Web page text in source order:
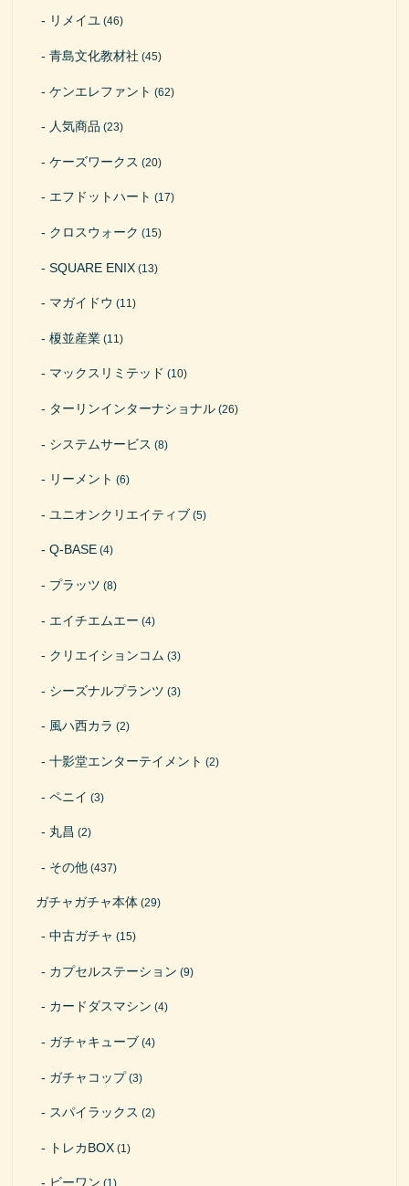
リメイユ (46)
青島文化教材社 (45)
ケンエレファント (62)
人気商品 (23)
ケーズワークス (20)
エフドットハート (17)
クロスウォーク (15)
SQUARE ENIX (13)
マガイドウ (11)
榎並産業 (11)
マックスリミテッド (10)
ターリンインターナショナル (26)
システムサービス (8)
リーメント (6)
ユニオンクリエイティブ (5)
Q-BASE (4)
プラッツ (8)
エイチエムエー (4)
クリエイションコム (3)
シーズナルプランツ (3)
風ハ西カラ (2)
十影堂エンターテイメント (2)
ペニイ (3)
丸昌 (2)
その他 (437)
ガチャガチャ本体 (29)
中古ガチャ (15)
カプセルステーション (9)
カードダスマシン (4)
ガチャキューブ (4)
ガチャコップ(3)
スパイラックス (2)
トレカBOX (1)
ビーワン